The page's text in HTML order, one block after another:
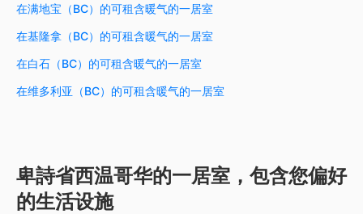
在满地宝（BC）的可租含暖气的一居室
在基隆拿（BC）的可租含暖气的一居室
在白石（BC）的可租含暖气的一居室
在维多利亚（BC）的可租含暖气的一居室
卑詩省西温哥华的一居室，包含您偏好
的生活设施